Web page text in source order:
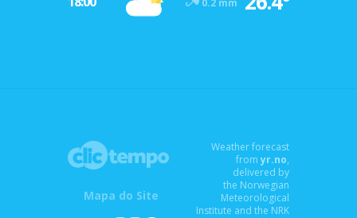
Mapa do Site
Weather forecast
fromyr.no,
delivered by
the Norwegian
Meteorological
Institute and the NRK